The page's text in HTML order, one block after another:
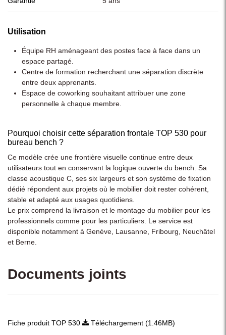
Utilisation
Équipe RH aménageant des postes face à face dans un
espace partagé.
Centre de formation recherchant une séparation discrète
entre deux apprenants.
Espace de coworking souhaitant attribuer une zone
personnelle à chaque membre.
Pourquoi choisir cette séparation frontale TOP 530 pour
bureau bench ?
Ce modèle crée une frontière visuelle continue entre deux
utilisateurs tout en conservant la logique ouverte du bench. Sa
classe acoustique C, ses six largeurs et son système de fixation
dédié répondent aux projets où le mobilier doit rester cohérent,
stable et adapté aux usages quotidiens.
Le prix comprend la livraison et le montage du mobilier pour les
professionnels comme pour les particuliers. Le service est
disponible notamment à Genève, Lausanne, Fribourg, Neuchâtel
et Berne.
Documents joints
Fiche produit TOP 530 Téléchargement (1.46MB)